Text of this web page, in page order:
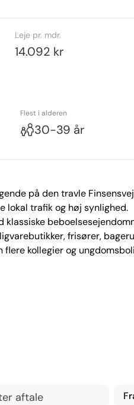
Leje pr. mdr.
14.092 kr
Flest i alderen
30-39 år
på den travle
lokal trafik og høj synlighed.
klassiske
frisører,
kollegier og
lang række brancher –
botox/filler – men ikke
aftale